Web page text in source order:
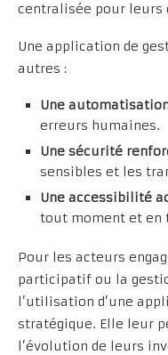
centralisée pour leurs
Une application de
autres :
Une
erreurs humaines.
Une sécurité
sensibles et les
Une accessibilité
tout moment et en
Pour les acteurs
participatif ou la
l’utilisation d’une
stratégique. Elle leur
l’évolution de leurs